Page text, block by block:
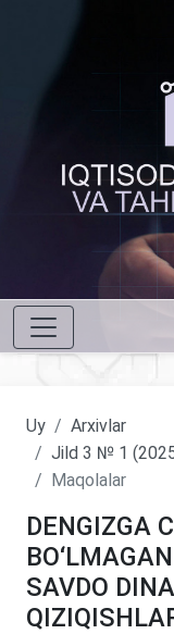
Uy
Arxivlar
Jild 3 № 1
Maqolalar
DENGIZGA
SAVDO